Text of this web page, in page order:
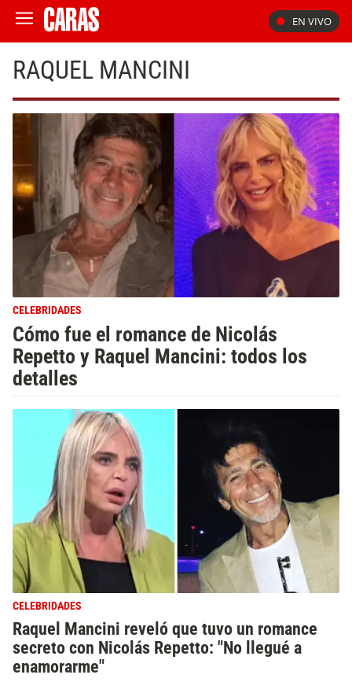
EN VIVO
RAQUEL MANCINI
CELEBRIDADES
Cómo fue el romance de Nicolás
Repetto y Raquel Mancini: todos los
detalles
CELEBRIDADES
Raquel Mancini reveló que tuvo un romance
secreto con Nicolás Repetto: "No llegué a
enamorarme"